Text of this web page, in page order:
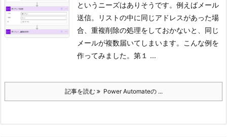
というニーズはありそうです。例えばメール
送信。リストの中に同じアドレスがあった場
合、重複削除の処理をしておかないと、同じ
メールが複数届いてしまいます。
こんな例を
作ってみました。第１ ...
記事を読む Power Automateの ...